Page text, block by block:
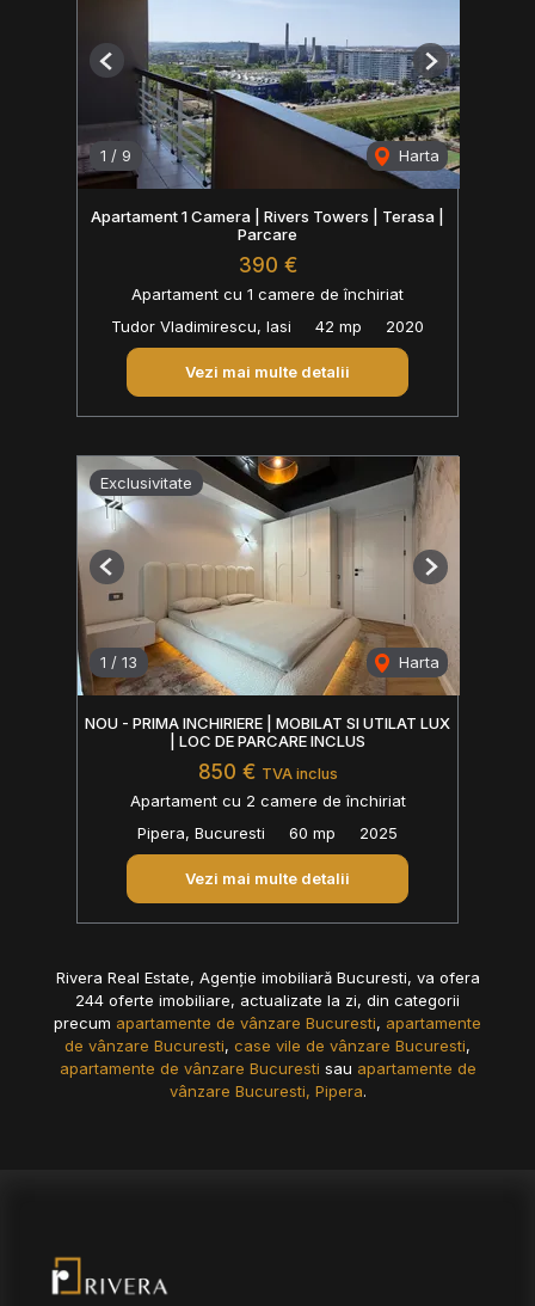
1 / 9 Harta
Previous Next
Apartament 1 Camera | Rivers Towers | Terasa |
Parcare
390 €
Apartament cu 1 camere de închiriat
Tudor Vladimirescu, Iasi
42 mp 2020
Vezi mai multe detalii
Exclusivitate
1 / 13 Harta
Previous Next
NOU - PRIMA INCHIRIERE | MOBILAT SI UTILAT LUX
| LOC DE PARCARE INCLUS
850 € TVA inclus
Apartament cu 2 camere de închiriat
Pipera, Bucuresti
60 mp 2025
Vezi mai multe detalii
Rivera Real Estate, Agenție imobiliară Bucuresti, va ofera
244 oferte imobiliare, actualizate la zi, din categorii
precum apartamente de vânzare Bucuresti, apartamente
de vânzare Bucuresti, case vile de vânzare Bucuresti,
apartamente de vânzare Bucuresti sau apartamente de
vânzare Bucuresti, Pipera.